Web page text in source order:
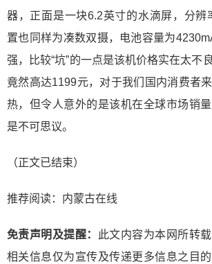
器，正面是一块6.2英寸的水滴屏，分辨
置也同样为凑数双摄，电池容量为
强，比较“坑”的一点是该机价格实在太不
竟然高达1199元，对于我们国内消费者
热，但令人意外的是该机在全球市场销
是不可思议。
（正文已结束）
推荐阅读： 内蒙古在线
免责声明及提醒：
此文内容为本网所转
相关信息仅为宣传及传递更多信息之目